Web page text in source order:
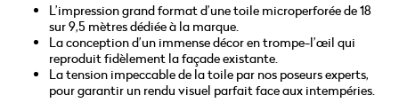
L’impression grand format d’une toile microperforée de 18
sur 9,5 mètres dédiée à la marque.
La conception d’un immense décor en trompe-l’œil qui
reproduit fidèlement la façade existante.
La tension impeccable de la toile par nos poseurs experts,
pour garantir un rendu visuel parfait face aux intempéries.